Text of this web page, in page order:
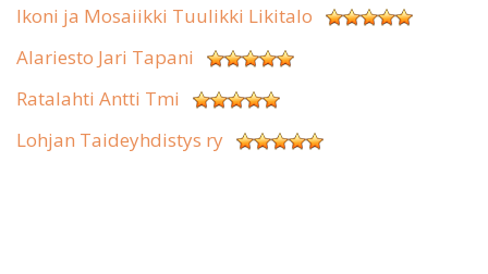
Ikoni ja Mosaiikki Tuulikki Likitalo
Alariesto Jari Tapani
Ratalahti Antti Tmi
Lohjan Taideyhdistys ry